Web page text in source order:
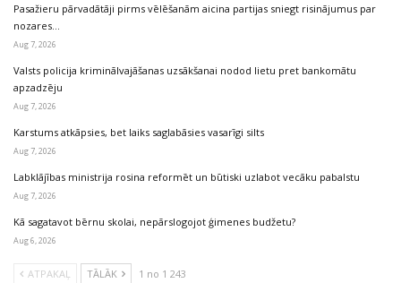
Pasažieru pārvadātāji pirms vēlēšanām aicina partijas sniegt risinājumus par
nozares…
Aug 7, 2026
Valsts policija kriminālvajāšanas uzsākšanai nodod lietu pret bankomātu
apzadzēju
Aug 7, 2026
Karstums atkāpsies, bet laiks saglabāsies vasarīgi silts
Aug 7, 2026
Labklājības ministrija rosina reformēt un būtiski uzlabot vecāku pabalstu
Aug 7, 2026
Kā sagatavot bērnu skolai, nepārslogojot ģimenes budžetu?
Aug 6, 2026
ATPAKAĻ TĀLĀK 1 no 1 243